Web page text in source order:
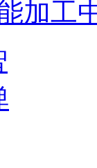
加工